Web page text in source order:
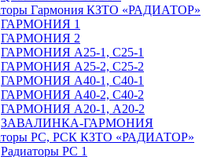
Гармония КЗТО «РАДИАТОР»
ГАРМОНИЯ 1
ГАРМОНИЯ 2
ГАРМОНИЯ А25-1, С25-1
ГАРМОНИЯ А25-2, С25-2
ГАРМОНИЯ А40-1, С40-1
ГАРМОНИЯ А40-2, С40-2
ГАРМОНИЯ А20-1, А20-2
ЗАВАЛИНКА-ГАРМОНИЯ
РС, РСК КЗТО «РАДИАТОР»
Радиаторы РС 1